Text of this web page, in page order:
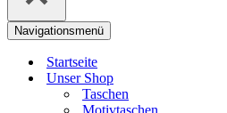
Navigationsmenü
Startseite
Unser Shop
Taschen
Motivtaschen